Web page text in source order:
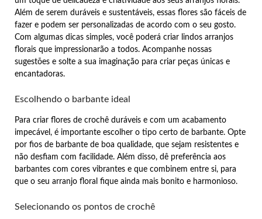
Além de serem duráveis e sustentáveis, essas flores são fáceis de
fazer e podem ser personalizadas de acordo com o seu gosto.
Com algumas dicas simples, você poderá criar lindos arranjos
florais que impressionarão a todos. Acompanhe nossas
sugestões e solte a sua imaginação para criar peças únicas e
encantadoras.
Escolhendo o barbante ideal
Para criar flores de crochê duráveis e com um acabamento
impecável, é importante escolher o tipo certo de barbante. Opte
por fios de barbante de boa qualidade, que sejam resistentes e
não desfiam com facilidade. Além disso, dê preferência aos
barbantes com cores vibrantes e que combinem entre si, para
que o seu arranjo floral fique ainda mais bonito e harmonioso.
Selecionando os pontos de crochê